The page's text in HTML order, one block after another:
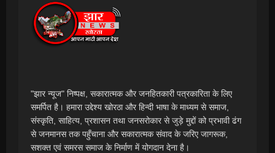
"झार न्यूज" निष्पक्ष, सकारात्मक और जनहितकारी पत्रकारिता के लिए
समर्पित है। हमारा उद्देश्य खोरठा और हिन्दी भाषा के माध्यम से समाज,
संस्कृति, साहित्य, प्रशासन तथा जनसरोकार से जुड़े मुद्दों को प्रभावी ढंग
से जनमानस तक पहुँचाना और सकारात्मक संवाद के जरिए जागरूक,
सशक्त एवं समरस समाज के निर्माण में योगदान देना है।